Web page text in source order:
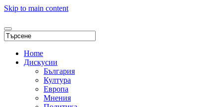
Skip to main content
Home
Дискусии
България
Култура
Европа
Мнения